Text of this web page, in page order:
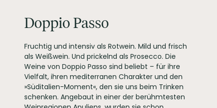
Doppio Passo
Fruchtig und intensiv als Rotwein. Mild und frisch
als Weißwein. Und prickelnd als Prosecco. Die
Weine von Doppio Passo sind beliebt – für ihre
Vielfalt, ihren mediterranen Charakter und den
»Süditalien-Moment«, den sie uns beim Trinken
schenken. Angebaut in einer der berühmtesten